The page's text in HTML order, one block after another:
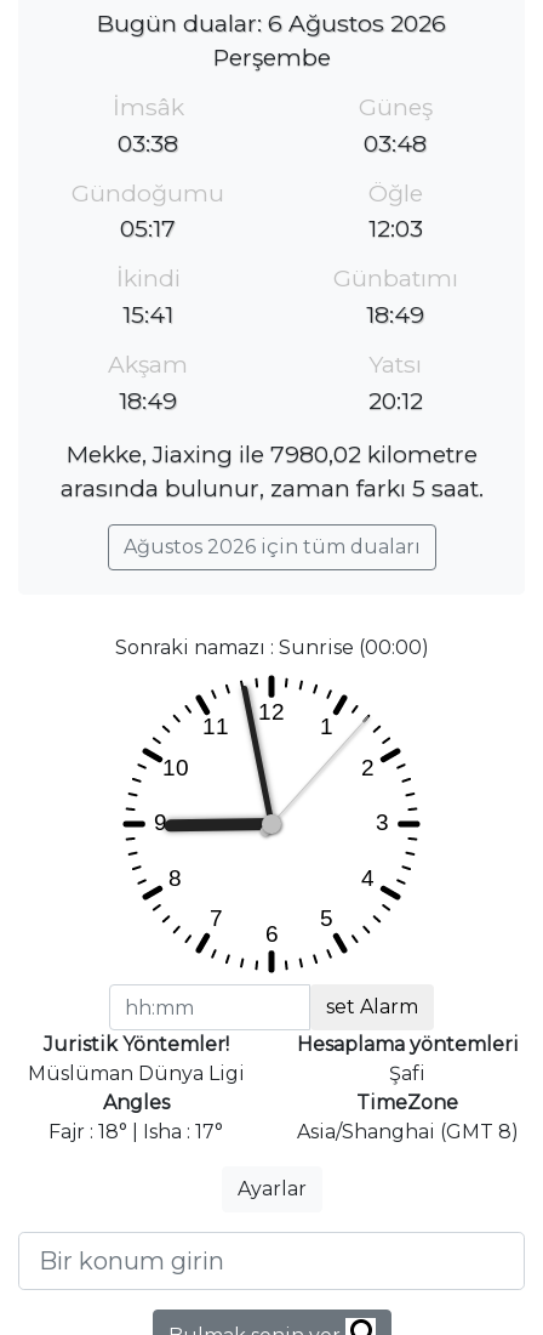
Bugün dualar: 6 Ağustos 2026
Perşembe
İmsâk
03:38
Güneş
03:48
Gündoğumu
05:17
Öğle
12:03
İkindi
15:41
Günbatımı
18:49
Akşam
18:49
Yatsı
20:12
Mekke, Jiaxing ile 7980,02 kilometre
arasında bulunur, zaman farkı 5 saat.
Ağustos 2026 için tüm duaları
Sonraki namazı : Sunrise (00:00)
set Alarm
Juristik Yöntemler!
Müslüman Dünya Ligi
Hesaplama yöntemleri
Şafi
Angles
Fajr : 18° | Isha : 17°
TimeZone
Asia/Shanghai (GMT 8)
Ayarlar